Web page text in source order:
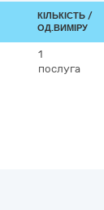
КІЛЬКІСТЬ /
ОД.ВИМІРУ
1
послуга